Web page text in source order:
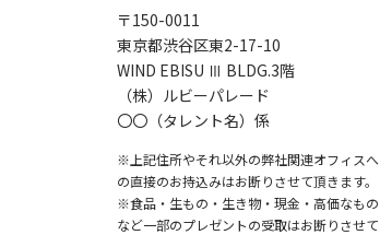
〒150-0011
東京都渋谷区東2-17-10
WIND EBISU Ⅲ BLDG.3階
（株）ルビーパレード
〇〇（タレント名）係
※上記住所やそれ以外の弊社関連オフィスへ
の直接のお持込みはお断りさせて頂きます。
※食品・生もの・生き物・現金・高価なもの
など一部のプレゼントの受取はお断りさせて